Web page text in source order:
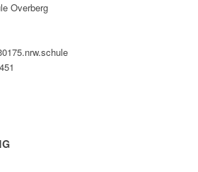
Overberg